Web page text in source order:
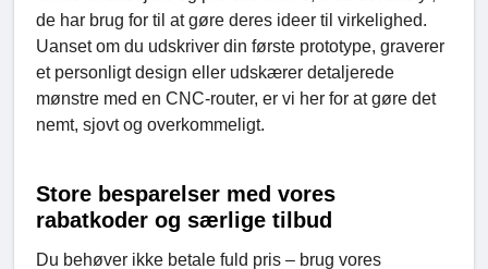
de har brug for til at gøre deres ideer til virkelighed.
Uanset om du udskriver din første prototype, graverer
et personligt design eller udskærer detaljerede
mønstre med en CNC-router, er vi her for at gøre det
nemt, sjovt og overkommeligt.
Store besparelser med vores
rabatkoder og særlige tilbud
Du behøver ikke betale fuld pris – brug vores